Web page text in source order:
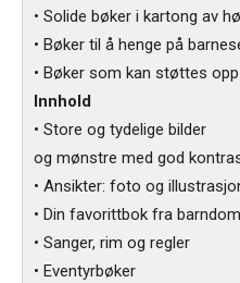
• Solide bøker i kartong av
• Bøker til å henge på
• Bøker som kan støttes
Innhold
• Store og tydelige bilder
og mønstre med god
• Ansikter: foto og
• Din favorittbok fra
• Sanger, rim og regler
• Eventyrbøker